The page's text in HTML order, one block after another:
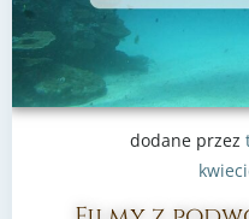
dodane przez